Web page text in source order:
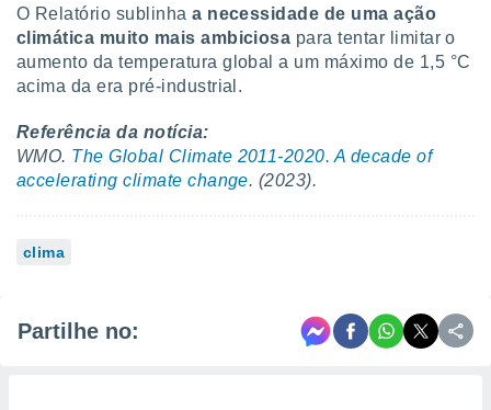
O Relatório sublinhaa necessidade de uma ação
climática muito mais ambiciosa para tentar limitar o
aumento da temperatura global a um máximo de 1,5 °C
acima da era pré-industrial.
Referência da notícia:
WMO. The Global Climate 2011-2020. A decade of
accelerating climate change. (2023).
clima
Partilhe no: